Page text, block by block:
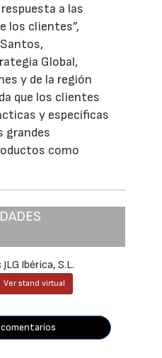
a las
los clientes”,
Global,
y de la región
que los clientes
y específicas
grandes
como
Ibérica, S.L.
Ver stand virtual